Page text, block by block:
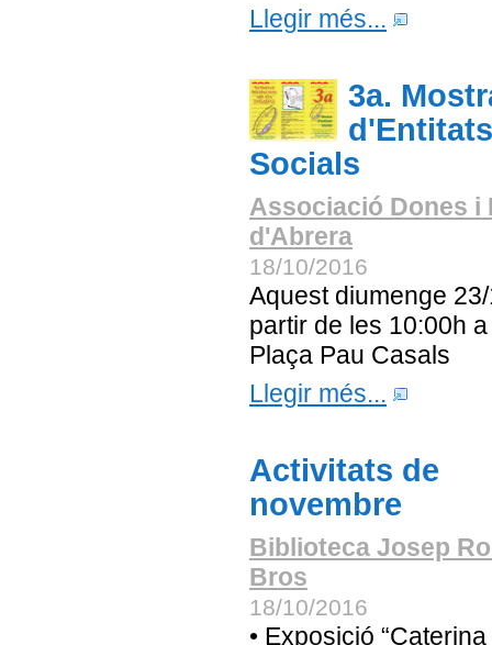
Llegir més...
3a.
d'Entitats
Socials
Associació Dones i
d'Abrera
18/10/2016
Aquest diumenge
partir de les 10:00h
Plaça Pau Casals
Llegir més...
Activitats de
novembre
Biblioteca Josep
Bros
18/10/2016
• Exposició